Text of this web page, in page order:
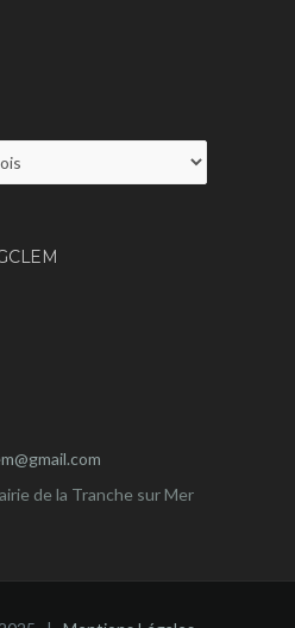
de la Tranche sur Mer